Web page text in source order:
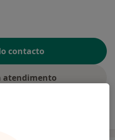
contacto
atendimento